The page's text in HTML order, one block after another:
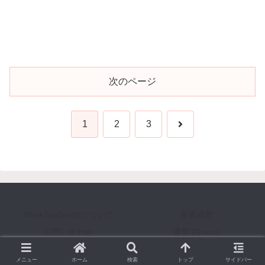
次のページ
1 2 3 次
Copyright © 2008-2026 WorkToolSmith [ワークツールスミス] All Rights Reserved.
メニュー ホーム 検索 トップ サイドバー